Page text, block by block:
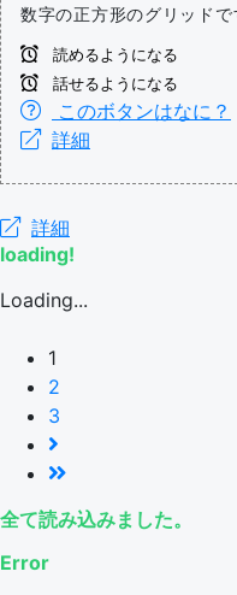
数字の正方形のグリッドで
読めるようになる
話せるようになる
このボタンはなに？
詳細
詳細
loading!
Loading...
1
2
3
全て読み込みました。
Error